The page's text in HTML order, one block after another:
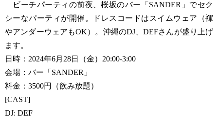
ビーチパーティの前夜、桜坂のバー「SANDER」でセク
シーなパーティが開催。ドレスコードはスイムウェア（褌
やアンダーウェアもOK）。沖縄のDJ、DEFさんが盛り上げ
ます。
日時：2024年6月28日（金）20:00-3:00
会場：バー「SANDER」
料金：3500円（飲み放題）
[CAST]
DJ: DEF